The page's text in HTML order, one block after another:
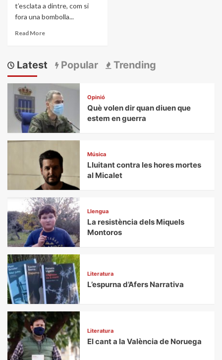
t’esclata a dintre, com si
fora una bombolla...
Read More
Latest Popular Trending
Opinió
Què volen dir quan diuen que
estem en guerra
Música
Lluitant contra les hores mortes
al Micalet
Llengua
La resistència dels Miquels
Montoros
Literatura
L’espurna d’Afers Narrativa
Literatura
El cant a la València de Noruega